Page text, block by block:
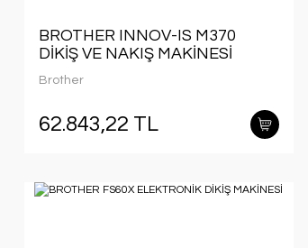
BROTHER INNOV-IS M370
DİKİŞ VE NAKIŞ MAKİNESİ
Brother
62.843,22 TL